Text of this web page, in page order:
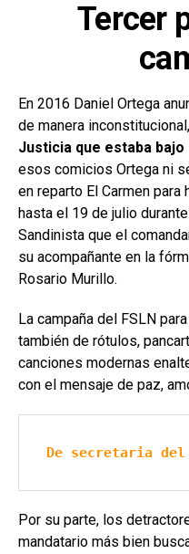
Tercer
En 2016 Daniel Ortega
de manera
Justicia que estaba
esos comicios Ortega ni
en reparto El Carmen
hasta el 19 de julio
Sandinista que el
su acompañante en la
Rosario Murillo.
La campaña del FSLN
también de rótulos,
canciones modernas
con el mensaje de paz,
De secretaria
Por su parte, los
mandatario más bien